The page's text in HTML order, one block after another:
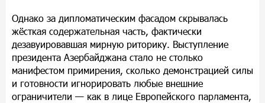
Однако за дипломатическим фасадом скрывалась
жёсткая содержательная часть, фактически
дезавуировавшая мирную риторику. Выступление
президента Азербайджана стало не столько
манифестом примирения, сколько демонстрацией силы
и готовности игнорировать любые внешние
ограничители — как в лице Европейского парламента,